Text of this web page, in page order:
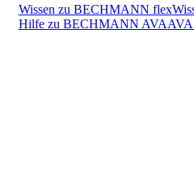
Wissen zu BECHMANN flex
Hilfe zu BECHMANN AVA